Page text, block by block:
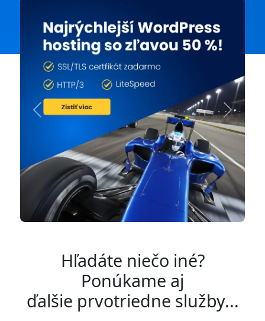
Previous Next
Hľadáte niečo iné?
Ponúkame aj
ďalšie prvotriedne služby...